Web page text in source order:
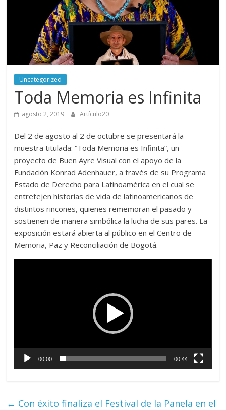
Politécnico
Grancolombiano
Uncategorized
Toda Memoria es Infinita
agosto 2, 2019 Artículo20
Del 2 de agosto al 2 de octubre se presentará la
muestra titulada: “Toda Memoria es Infinita”, un
proyecto de Buen Ayre Visual con el apoyo de la
Fundación Konrad Adenhauer, a través de su Programa
Estado de Derecho para Latinoamérica en el cual se
entretejen historias de vida de latinoamericanos de
distintos rincones, quienes rememoran el pasado y
sostienen de manera simbólica la lucha de sus pares. La
exposición estará abierta al público en el Centro de
Memoria, Paz y Reconciliación de Bogotá.
00:00 00:44
← Con éxito finaliza el Festival de la Panela en el